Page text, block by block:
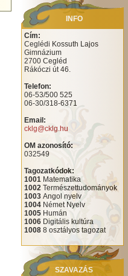
INFO
Cím:
Ceglédi Kossuth Lajos
Gimnázium
2700 Cegléd
Rákóczi út 46.
Telefon:
06-53/500 525
06-30/318-6371
Email:
cklg@cklg.hu
OM azonosító:
032549
Tagozatkódok:
1001 Matematika
1002 Természettudományok
1003 Angol nyelv
1004 Német Nyelv
1005 Humán
1006 Digitális kultúra
1008 8 osztályos tagozat
SZAVAZÁS